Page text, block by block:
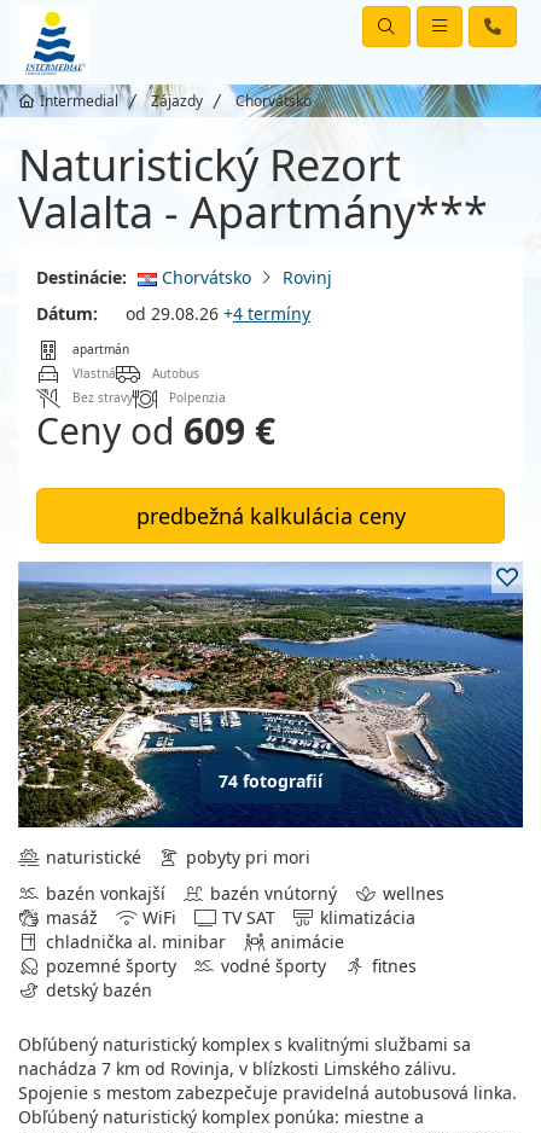
Intermedial Zájazdy Chorvátsko
Naturistický Rezort
Valalta - Apartmány***
Destinácie: Chorvátsko
Rovinj
Dátum:
od 29.08.26 +4 termíny
apartmán
Vlastná
Autobus
Bez stravy
Polpenzia
Ceny od 609 €
predbežná kalkulácia ceny
74 fotografií
naturistické
pobyty pri mori
bazén vonkajší
bazén vnútorný
wellnes
masáž
WiFi TV SAT
klimatizácia
chladnička al. minibar
animácie
pozemné športy
vodné športy
fitnes
detský bazén
Obľúbený naturistický komplex s kvalitnými službami sa
nachádza 7 km od Rovinja, v blízkosti Limského zálivu.
Spojenie s mestom zabezpečuje pravidelná autobusová linka.
Obľúbený naturistický komplex ponúka: miestne a